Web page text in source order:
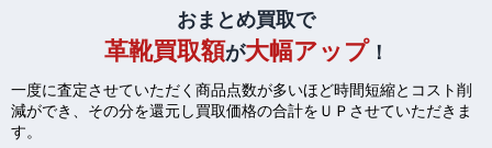
おまとめ買取で
革靴買取額が大幅アップ！
一度に査定させていただく商品点数が多いほど時間短縮とコスト削
減ができ、 その分を還元し買取価格の合計をＵＰさせていただきま
す。